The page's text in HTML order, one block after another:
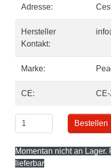
Adresse:
Hersteller
Kontakt:
Marke:
CE:
Bestellen
Momentan nicht an
lieferbar